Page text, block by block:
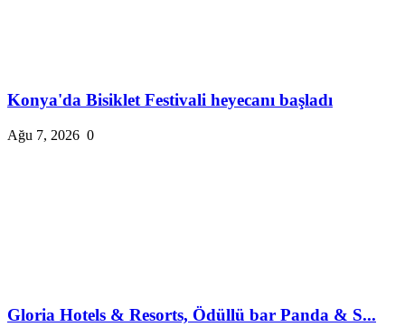
Konya'da Bisiklet Festivali heyecanı başladı
Ağu 7, 2026 0
Gloria Hotels & Resorts, Ödüllü bar Panda & S...